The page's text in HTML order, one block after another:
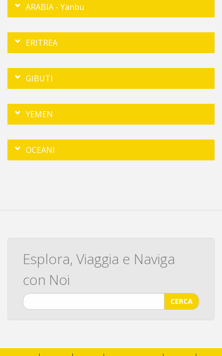
ARABIA - Yanbu
ERITREA
GIBUTI
YEMEN
OCEANI
Esplora, Viaggia e Naviga
con Noi
CERCA